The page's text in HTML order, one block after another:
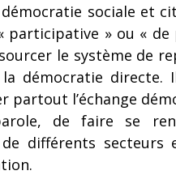
sociale et
participative » ou « de
le système de
démocratie directe.
partout l’échange
de faire se
de différents secteurs